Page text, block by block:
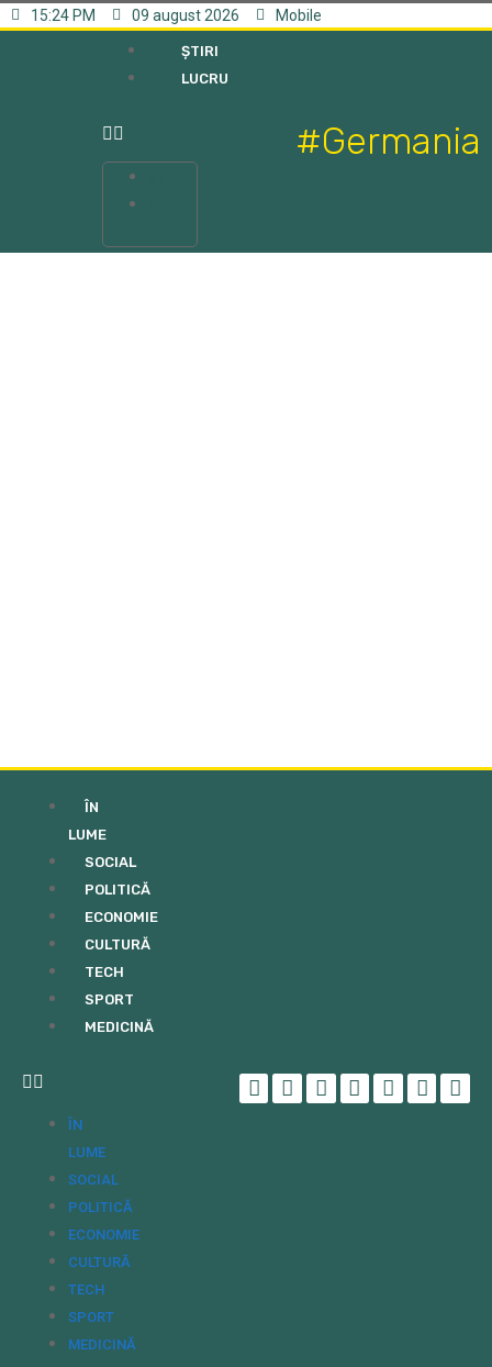
15:24 PM 09 august 2026 Mobile
ȘTIRI
LUCRU
#Germania
ÎN
LUME
SOCIAL
POLITICĂ
ECONOMIE
CULTURĂ
TECH
SPORT
MEDICINĂ
ÎN
LUME
SOCIAL
POLITICĂ
ECONOMIE
CULTURĂ
TECH
SPORT
MEDICINĂ